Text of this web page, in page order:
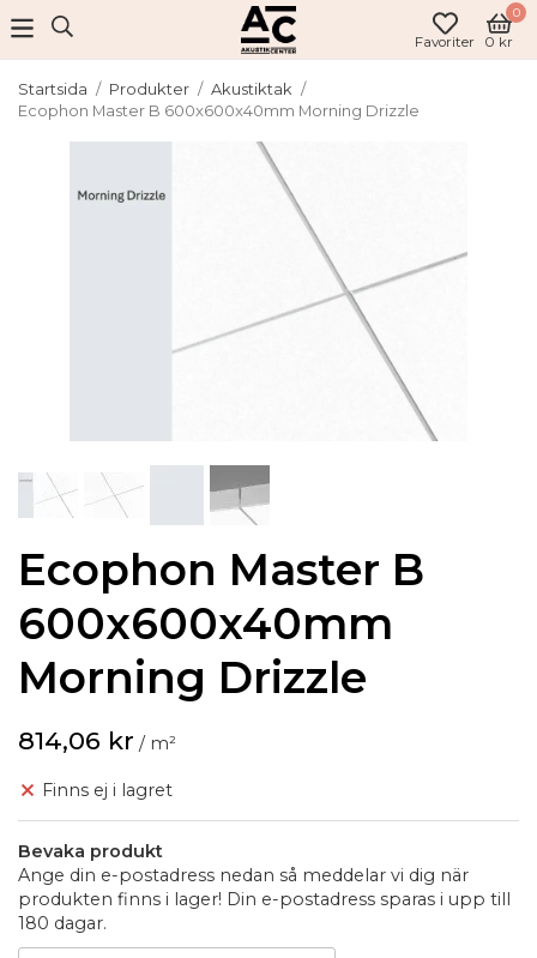
Favoriter
0
0 kr
Startsida / Produkter / Akustiktak /
Ecophon Master B 600x600x40mm Morning Drizzle
Ecophon Master B
600x600x40mm
Morning Drizzle
814,06 kr / m²
Finns ej i lagret
Bevaka produkt
Ange din e-postadress nedan så meddelar vi dig när
produkten finns i lager! Din e-postadress sparas i upp till
180 dagar.